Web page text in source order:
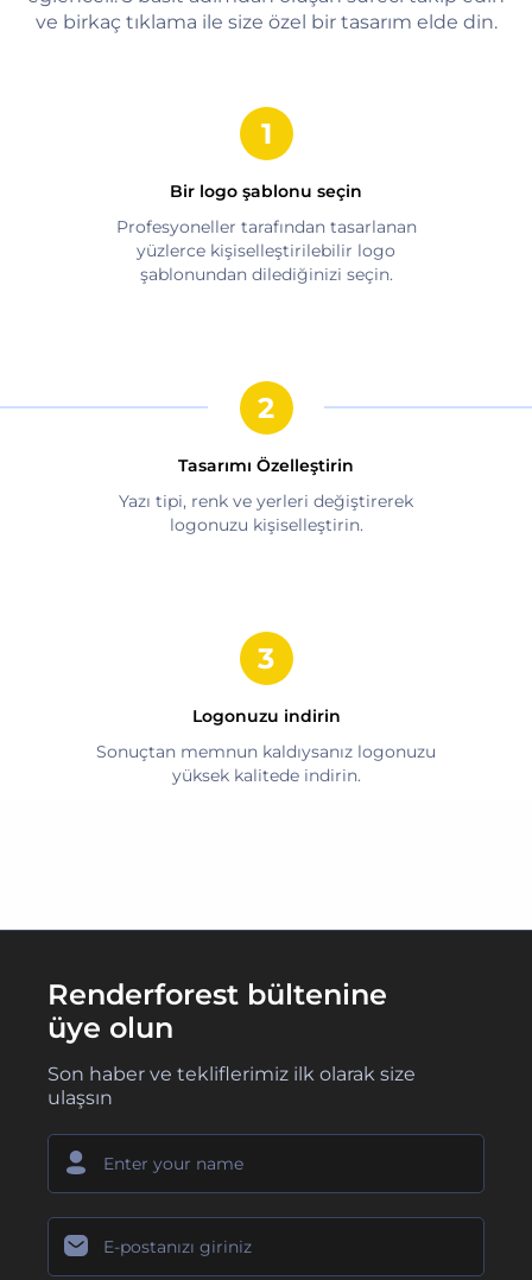
ve birkaç tıklama ile size özel bir tasarım elde din.
Bir logo şablonu seçin
Profesyoneller tarafından tasarlanan
yüzlerce kişiselleştirilebilir logo
şablonundan dilediğinizi seçin.
Tasarımı Özelleştirin
Yazı tipi, renk ve yerleri değiştirerek
logonuzu kişiselleştirin.
Logonuzu indirin
Sonuçtan memnun kaldıysanız logonuzu
yüksek kalitede indirin.
Renderforest bültenine
üye olun
Son haber ve tekliflerimiz ilk olarak size
ulaşsın